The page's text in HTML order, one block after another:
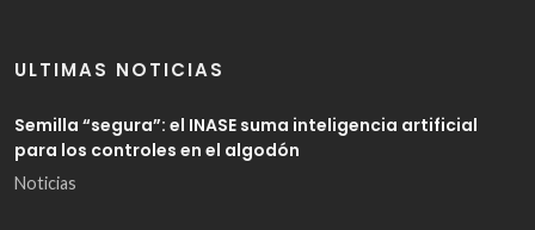
ULTIMAS NOTICIAS
Semilla “segura”: el INASE suma inteligencia artificial
para los controles en el algodón
Noticias